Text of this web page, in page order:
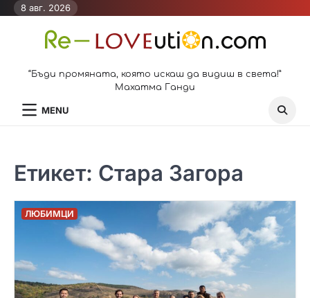
Skip8 авг. 2026
“Бъди промяната, която искаш да видиш в света!”
Махатма Ганди
MENU
Етикет: Стара Загора
ЛЮБИМЦИ